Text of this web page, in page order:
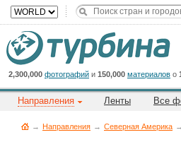
2,300,000 фотографий и 150,000 материалов о
Направления Ленты Все
→ Направления → Северная Америка →
Cейчас
на
сайте:
Title